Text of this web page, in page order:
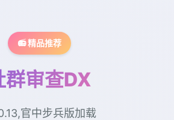
📻 精品推荐
群审查DX
官中步兵版加载